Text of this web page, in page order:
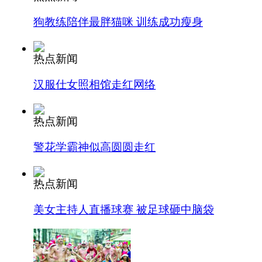
纽约上演“枕头大战”
司机酒驾遇交警 急速倒车逃窜
狗教练陪伴最胖猫咪 训练成功瘦身
热点新闻
汉服仕女照相馆走红网络
热点新闻
警花学霸神似高圆圆走红
热点新闻
美女主持人直播球赛 被足球砸中脑袋